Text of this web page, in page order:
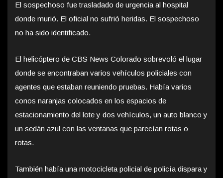
El sospechoso fue trasladado de urgencia al hospital
donde murió. El oficial no sufrió heridas. El sospechoso
no ha sido identificado.
El helicóptero de CBS News Colorado sobrevoló el lugar
donde se encontraban varios vehículos policiales con
agentes que estaban reuniendo pruebas. Había varios
conos naranjas colocados en los espacios de
estacionamiento del lote y dos vehículos, un auto blanco y
un sedán azul con las ventanas que parecían rotas o
rotas.
También había una motocicleta policial de policía dispara y